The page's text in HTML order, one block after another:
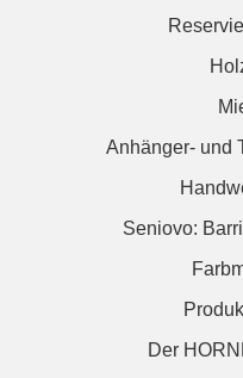
Anhänger- und
Seniovo:
Der